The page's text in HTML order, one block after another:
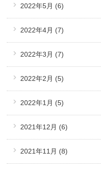
2022年5月 (6)
2022年4月 (7)
2022年3月 (7)
2022年2月 (5)
2022年1月 (5)
2021年12月 (6)
2021年11月 (8)